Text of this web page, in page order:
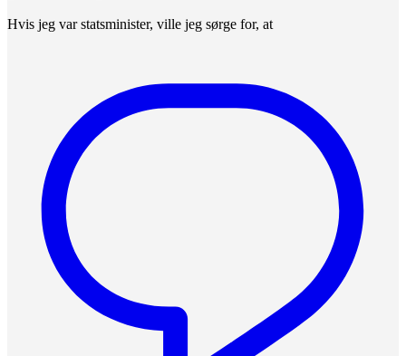
Hvis jeg var statsminister, ville jeg sørge for, at